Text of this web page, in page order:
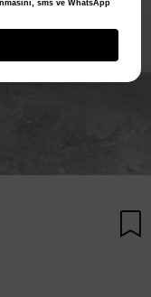
sms ve WhatsApp